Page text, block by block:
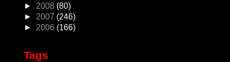
► 2008 (80)
► 2007 (246)
► 2006 (166)
Tags